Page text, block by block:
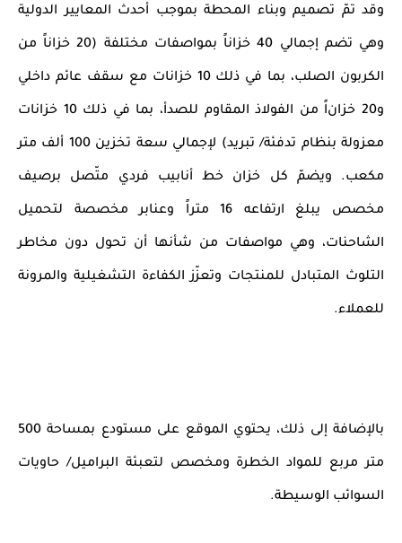
وقد تمّ تصميم وبناء المحطة بموجب أحدث المعايير الدولية
وهي تضم إجمالي 40 خزاناً بمواصفات مختلفة (20 خزاناً من
الكربون الصلب، بما في ذلك 10 خزانات مع سقف عائم داخلي
و20 خزان اً من الفولاذ المقاوم للصدأ، بما في ذلك 10 خزانات
معزولة بنظام تدفئة/ تبريد) لإجمالي سعة تخزين 100 ألف متر
مكعب. ويضمّ كل خزان خط أنابيب فردي متّصل برصيف
مخصص يبلغ ارتفاعه 16 متراً وعنابر مخصصة لتحميل
الشاحنات، وهي مواصفات من شأنها أن تحول دون مخاطر
التلوث المتبادل للمنتجات وتعزّز الكفاءة التشغيلية والمرونة
للعملاء.
بالإضافة إلى ذلك، يحتوي الموقع على مستودع بمساحة 500
متر مربع للمواد الخطرة ومخصص لتعبئة البراميل/ حاويات
السوائب الوسيطة.